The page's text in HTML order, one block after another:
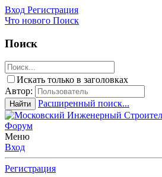
Вход Регистрация
Что нового Поиск
Поиск
Искать только в заголовках
Автор:
Найти Расширенный поиск...
Меню
Вход
Регистрация